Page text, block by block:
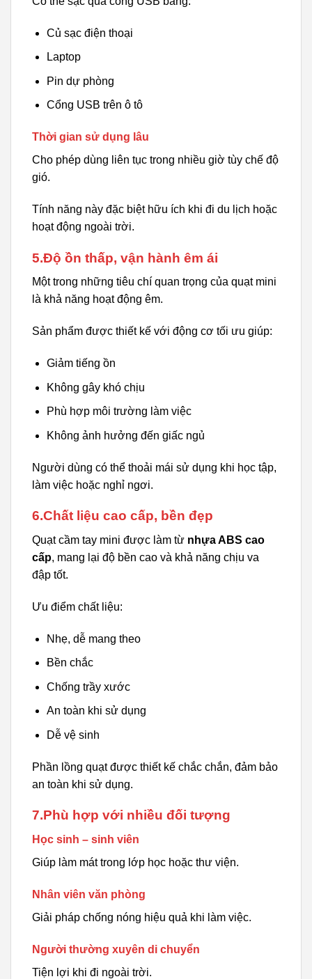
Củ sạc điện thoại
Laptop
Pin dự phòng
Cổng USB trên ô tô
Thời gian sử dụng lâu
Cho phép dùng liên tục trong nhiều giờ tùy chế độ
gió.
Tính năng này đặc biệt hữu ích khi đi du lịch hoặc
hoạt động ngoài trời.
5.Độ ồn thấp, vận hành êm ái
Một trong những tiêu chí quan trọng của quạt mini
là khả năng hoạt động êm.
Sản phẩm được thiết kế với động cơ tối ưu giúp:
Giảm tiếng ồn
Không gây khó chịu
Phù hợp môi trường làm việc
Không ảnh hưởng đến giấc ngủ
Người dùng có thể thoải mái sử dụng khi học tập,
làm việc hoặc nghỉ ngơi.
6.Chất liệu cao cấp, bền đẹp
Quạt cầm tay mini được làm từ nhựa ABS cao
cấp, mang lại độ bền cao và khả năng chịu va
đập tốt.
Ưu điểm chất liệu:
Nhẹ, dễ mang theo
Bền chắc
Chống trầy xước
An toàn khi sử dụng
Dễ vệ sinh
Phần lồng quạt được thiết kế chắc chắn, đảm bảo
an toàn khi sử dụng.
7.Phù hợp với nhiều đối tượng
Học sinh – sinh viên
Giúp làm mát trong lớp học hoặc thư viện.
Nhân viên văn phòng
Giải pháp chống nóng hiệu quả khi làm việc.
Người thường xuyên di chuyển
Tiện lợi khi đi ngoài trời.